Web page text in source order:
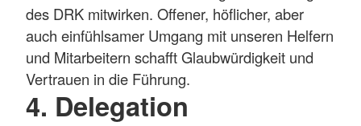
des DRK mitwirken. Offener, höflicher, aber
auch einfühlsamer Umgang mit unseren Helfern
und Mitarbeitern schafft Glaubwürdigkeit und
Vertrauen in die Führung.
4. Delegation